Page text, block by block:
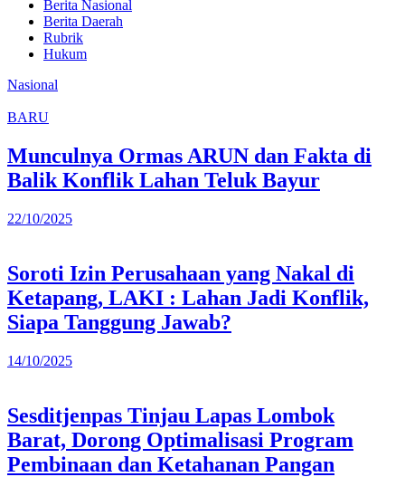
Berita Nasional
Berita Daerah
Rubrik
Hukum
Nasional
BARU
Munculnya Ormas ARUN dan Fakta di
Balik Konflik Lahan Teluk Bayur
22/10/2025
Soroti Izin Perusahaan yang Nakal di
Ketapang, LAKI : Lahan Jadi Konflik,
Siapa Tanggung Jawab?
14/10/2025
Sesditjenpas Tinjau Lapas Lombok
Barat, Dorong Optimalisasi Program
Pembinaan dan Ketahanan Pangan